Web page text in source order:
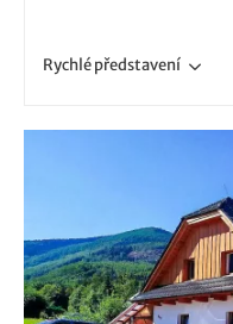
Rychlépředstavení